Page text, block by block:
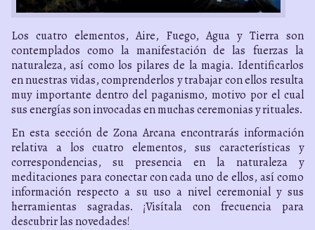
Los cuatro elementos, Aire, Fuego, Agua y Tierra son
contemplados como la manifestación de las fuerzas la
naturaleza, así como los pilares de la magia. Identificarlos
en nuestras vidas, comprenderlos y trabajar con ellos resulta
muy importante dentro del paganismo, motivo por el cual
sus energías son invocadas en muchas ceremonias y rituales.
En esta sección de Zona Arcana encontrarás información
relativa a los cuatro elementos, sus características y
correspondencias, su presencia en la naturaleza y
meditaciones para conectar con cada uno de ellos, así como
información respecto a su uso a nivel ceremonial y sus
herramientas sagradas. ¡Visítala con frecuencia para
descubrir las novedades!